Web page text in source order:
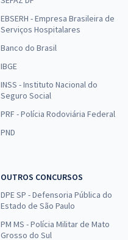
EBSERH - Empresa Brasileira de
Serviços Hospitalares
Banco do Brasil
IBGE
INSS - Instituto Nacional do
Seguro Social
PRF - Polícia Rodoviária Federal
PND
OUTROS CONCURSOS
DPE SP - Defensoria Pública do
Estado de São Paulo
PM MS - Polícia Militar de Mato
Grosso do Sul